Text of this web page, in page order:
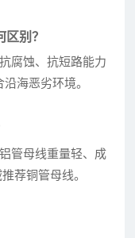
别？
腐蚀、抗短路能力
海恶劣环境。
管母线重量轻、成
荐铜管母线。